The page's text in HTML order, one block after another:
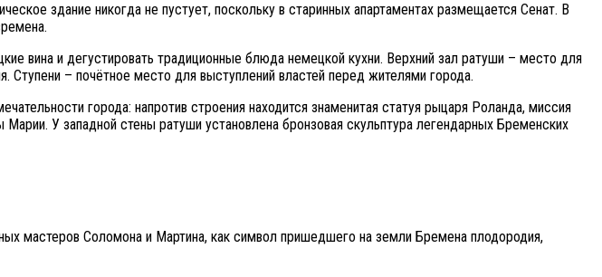
здание никогда не пустует, поскольку в старинных апартаментах размещается Сенат. В
вина и дегустировать традиционные блюда немецкой кухни. Верхний зал ратуши – место для
Ступени – почётное место для выступлений властей перед жителями города.
города: напротив строения находится знаменитая статуя рыцаря Роланда, миссия
У западной стены ратуши установлена бронзовая скульптура легендарных Бременских
мастеров Соломона и Мартина, как символ пришедшего на земли Бремена плодородия,